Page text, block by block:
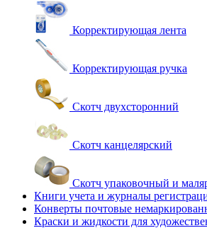
Корректирующая лента
Корректирующая ручка
Скотч двухсторонний
Скотч канцелярский
Скотч упаковочный и
Книги учета и журналы
Конверты почтовые
Краски и жидкости для